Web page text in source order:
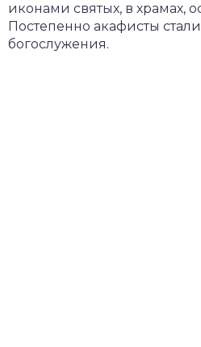
иконами святых, в храмах,
Постепенно акафисты
богослужения.